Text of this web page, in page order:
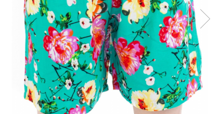
Fuste
Salopete
Rochii
RUCSACURI
Rucsacuri Mari cu Print
Rucsacuri Mari
Rucsacuri Mici
ACCESORII
Borsete și Genți
Căciuli